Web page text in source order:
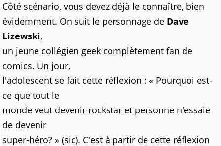
Côté scénario, vous devez déjà le connaître, bien
évidemment. On suit le personnage de Dave
Lizewski,
un jeune collégien geek complètement fan de
comics. Un jour,
l'adolescent se fait cette réflexion : « Pourquoi est-
ce que tout le
monde veut devenir rockstar et personne n'essaie
de devenir
super-héro? » (sic). C'est à partir de cette réflexion